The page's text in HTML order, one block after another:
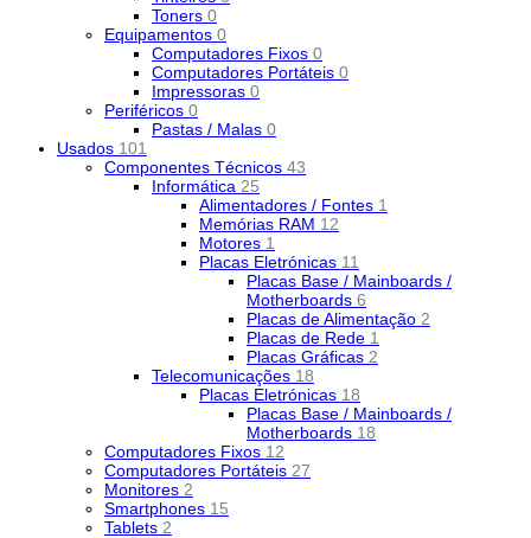
Toners 0
Equipamentos 0
Computadores Fixos 0
Computadores Portáteis 0
Impressoras 0
Periféricos 0
Pastas / Malas 0
Usados 101
Componentes Técnicos 43
Informática 25
Alimentadores / Fontes 1
Memórias RAM 12
Motores 1
Placas Eletrónicas 11
Placas Base / Mainboards /
Motherboards 6
Placas de Alimentação 2
Placas de Rede 1
Placas Gráficas 2
Telecomunicações 18
Placas Eletrónicas 18
Placas Base / Mainboards /
Motherboards 18
Computadores Fixos 12
Computadores Portáteis 27
Monitores 2
Smartphones 15
Tablets 2